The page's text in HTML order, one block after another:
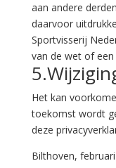
aan andere
daarvoor
Sportvisserij
van de wet of
Het kan
toekomst wordt
deze
Bilthoven,